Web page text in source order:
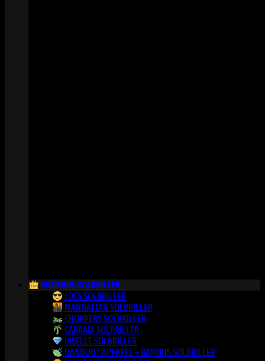
PREMIUM SOLBRILLER
LOCS SOLBRILLER
MANHATTAN SOLBRILLER
CHOPPERS SOLBRILLER
CAPRAIA SOLBRILLER
GISELLE SOLBRILLER
HANDOUT APPAREL – BAMBUS SOLBRILLER